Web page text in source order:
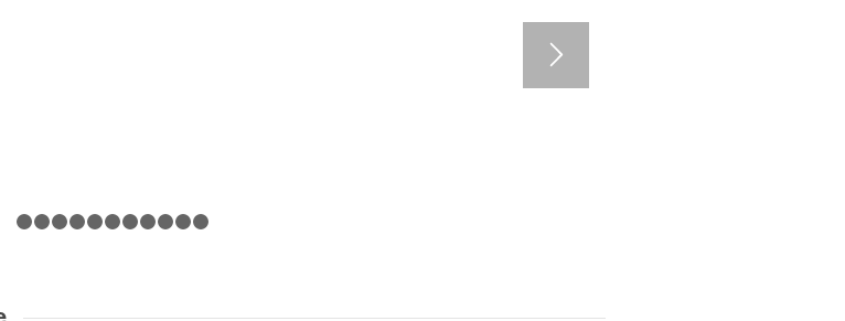
1 2 3 4 5 6